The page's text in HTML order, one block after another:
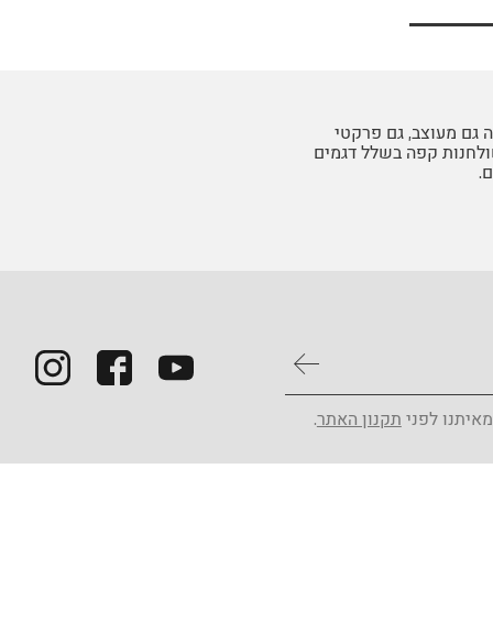
גם מעוצב, גם פרקטי
קפה בשלל דגמים
לפני תקנון האתר.